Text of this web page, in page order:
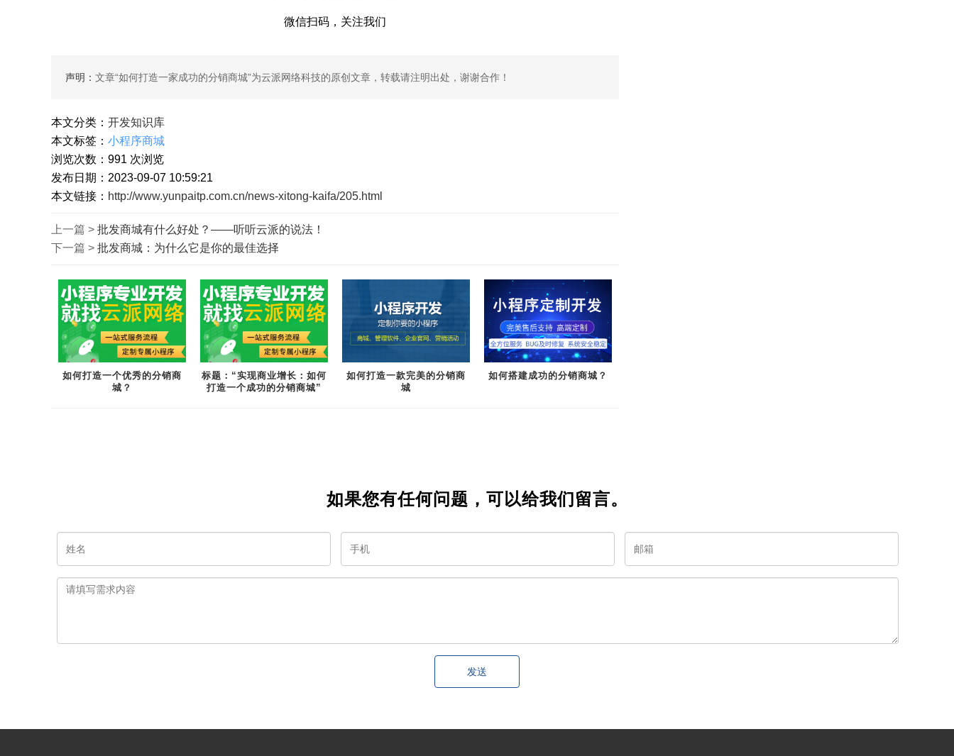
微信扫码，关注我们
声明： 文章“如何打造一家成功的分销商城”为云派网络科技的原创文章，转载请注明出处，谢谢合作！
本文分类： 开发知识库
本文标签： 小程序商城
浏览次数： 991 次浏览
发布日期：2023-09-07 10:59:21
本文链接： http://www.yunpaitp.com.cn/news-xitong-kaifa/205.html
上一篇 > 批发商城有什么好处？——听听云派的说法！
下一篇 > 批发商城：为什么它是你的最佳选择
如何打造一个优秀的分销商
城？
标题：“实现商业增长：如何
打造一个成功的分销商城”
如何打造一款完美的分销商
城
如何搭建成功的分销商城？
如果您有任何问题，可以给我们留言。
发送